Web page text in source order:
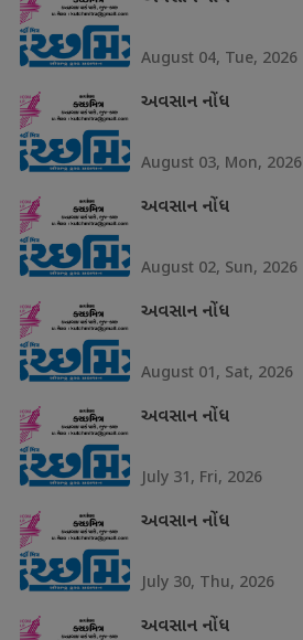
August 04, Tue, 2026
અવસાન નોંધ
August 03, Mon, 2026
અવસાન નોંધ
August 02, Sun, 2026
અવસાન નોંધ
August 01, Sat, 2026
અવસાન નોંધ
July 31, Fri, 2026
અવસાન નોંધ
July 30, Thu, 2026
અવસાન નોંધ